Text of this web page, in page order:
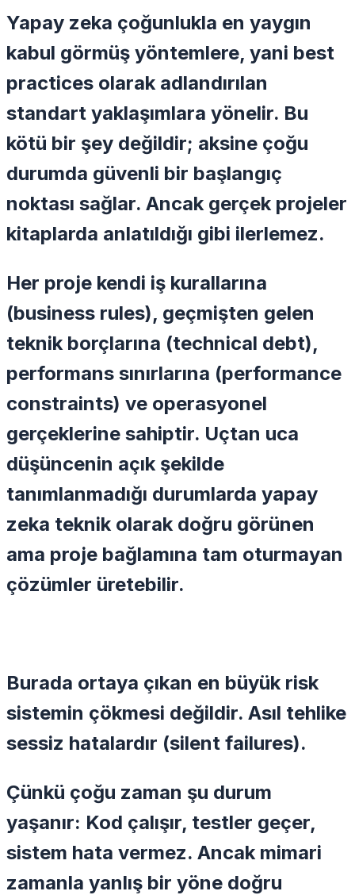
Yapay zeka çoğunlukla en yaygın
kabul görmüş yöntemlere, yani best
practices olarak adlandırılan
standart yaklaşımlara yönelir. Bu
kötü bir şey değildir; aksine çoğu
durumda güvenli bir başlangıç
noktası sağlar. Ancak gerçek projeler
kitaplarda anlatıldığı gibi ilerlemez.
Her proje kendi iş kurallarına
(business rules), geçmişten gelen
teknik borçlarına (technical debt),
performans sınırlarına (performance
constraints) ve operasyonel
gerçeklerine sahiptir. Uçtan uca
düşüncenin açık şekilde
tanımlanmadığı durumlarda yapay
zeka teknik olarak doğru görünen
ama proje bağlamına tam oturmayan
çözümler üretebilir.
Burada ortaya çıkan en büyük risk
sistemin çökmesi değildir. Asıl tehlike
sessiz hatalardır (silent failures).
Çünkü çoğu zaman şu durum
yaşanır: Kod çalışır, testler geçer,
sistem hata vermez. Ancak mimari
zamanla yanlış bir yöne doğru